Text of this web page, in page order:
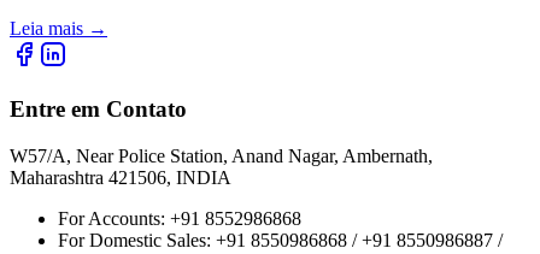
Leia mais →
Entre em Contato
W57/A, Near Police Station, Anand Nagar, Ambernath,
Maharashtra 421506, INDIA
For Accounts: +91 8552986868
For Domestic Sales: +91 8550986868 / +91 8550986887 /